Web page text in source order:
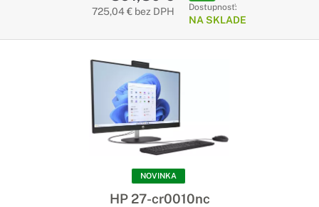
725,04 € bez DPH Dostupnosť:
NA SKLADE
NOVINKA
HP 27-cr0010nc